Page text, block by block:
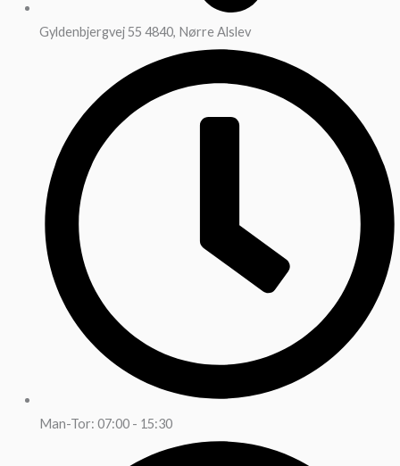
Gyldenbjergvej 55 4840, Nørre Alslev
Man-Tor: 07:00 - 15:30